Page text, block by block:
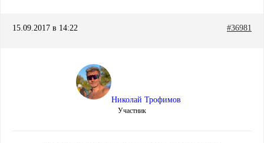
15.09.2017 в 14:22 #36981
Николай Трофимов
Участник